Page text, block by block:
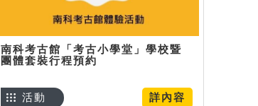
南科考古館「考古小學堂」學校暨
團體套裝行程預約
詳內容
活動